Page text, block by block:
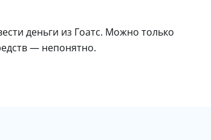
деньги из Гоатс. Можно только
— непонятно.